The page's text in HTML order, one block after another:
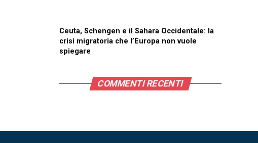
Ceuta, Schengen e il Sahara Occidentale: la
crisi migratoria che l’Europa non vuole
spiegare
COMMENTI RECENTI